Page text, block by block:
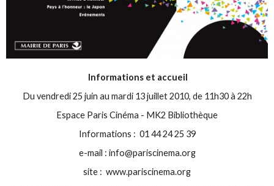
Informations et accueil
Du vendredi 25 juin au mardi 13 juillet 2010, de 11h30 à 22h
Espace Paris Cinéma - MK2 Bibliothèque
Informations : 01 44 24 25 39
e-mail : info@pariscinema.org
site : www.pariscinema.org